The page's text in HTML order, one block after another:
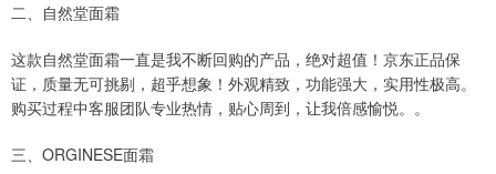
二、自然堂面霜
这款自然堂面霜一直是我不断回购的产品，绝对超值！京东正品保
证，质量无可挑剔，超乎想象！外观精致，功能强大，实用性极高。
购买过程中客服团队专业热情，贴心周到，让我倍感愉悦。。
三、ORGINESE面霜